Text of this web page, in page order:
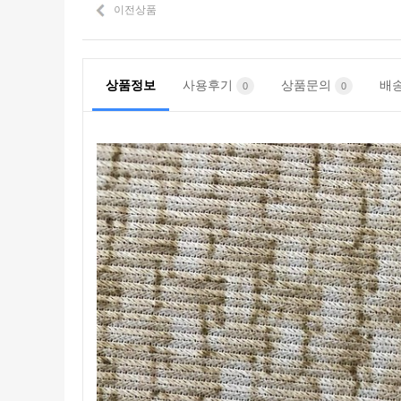
이전상품
상품정보 사용후기 0 상품문의 0 배